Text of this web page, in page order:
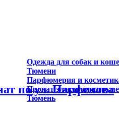
по ул. Парфенова
Одежда для собак и
Тюмени
Парфюмерия и
Прокат
Тюмень